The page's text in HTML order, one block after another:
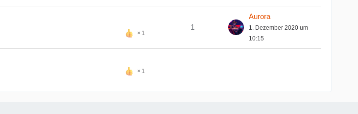
1
1
Aurora
1. Dezember 2020 um
10:15
1